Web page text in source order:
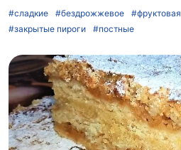
#сладкие #бездрожжевое #фруктовая
#закрытые пироги
#постные